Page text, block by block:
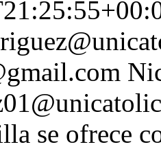
se ofrece